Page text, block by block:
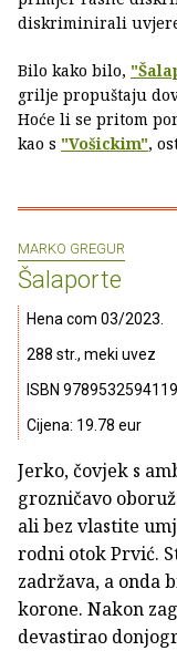
diskriminirali
Bilo kako bilo,
grilje propuštaju
Hoće li se pritom
kao s "Vošickim",
MARKO GREGUR
Šalaporte
Hena com 03/2023.
288 str., meki uvez
ISBN 9789532594119
Cijena: 19.78 eur
Jerko, čovjek s
grozničavo
ali bez vlastite
rodni otok Prvić.
zadržava, a onda
korone. Nakon
devastirao